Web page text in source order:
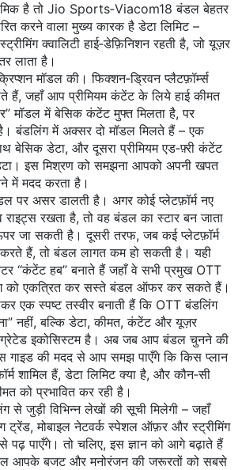
है तो Jio Sports‑Viacom18 बंडल बेहतर
करने वाला मुख्य कारक है डेटा लिमिट –
क्वालिटी हाई‑डेफ़िनिशन रहती है, जो यूज़र
लाता है।
मॉडल की। फिक्शन‑ड्रिवन प्लैटफ़ॉर्म्स
हैं, जहाँ आप प्रीमियम कंटेंट के लिये हाई कीमत
मॉडल में बेसिक कंटेंट मुफ्त मिलता है, पर
है। बंडलिंग में अक्सर दो मॉडल मिलते हैं – एक
बेसिक डेटा, और दूसरा प्रीमियम एड‑फ़्री कंटेंट
इस मिश्रण को समझना आपको अपनी खपत
में मदद करता है।
पर असर डालती है। अगर कोई प्लेटफ़ॉर्म नए
राइट्स रखता है, तो वह बंडल का स्टार बन जाता
जा सकती है। दूसरी तरफ, जब कई प्लेटफ़ॉर्म
हैं, तो बंडल लागत कम हो सकती है। यही
“कंटेंट हब” बनाते हैं जहाँ वे सभी प्रमुख OTT
को एकत्रित कर सस्ते बंडल ऑफर कर सकते हैं।
एक स्पष्ट तस्वीर बनाती हैं कि OTT बंडलिंग
नहीं, बल्कि डेटा, कीमत, कंटेंट और यूज़र
इकोसिस्टम है। अब जब आप बंडल चुनने की
गाइड की मदद से आप समझ पाएँगे कि किस प्लान
शामिल हैं, डेटा लिमिट क्या है, और कौन‑सी
को प्रभावित कर रही है।
से जुड़ी विभिन्न लेखों की सूची मिलेगी – जहाँ
ट्रेंड, मोबाइल नेटवर्क स्पेशल ऑफ़र और स्ट्रीमिंग
पढ़ पाएँगे। तो चलिए, इस ज्ञान को आगे बढ़ाते हैं
आपके बजट और मनोरंजन की जरूरतों को सबसे